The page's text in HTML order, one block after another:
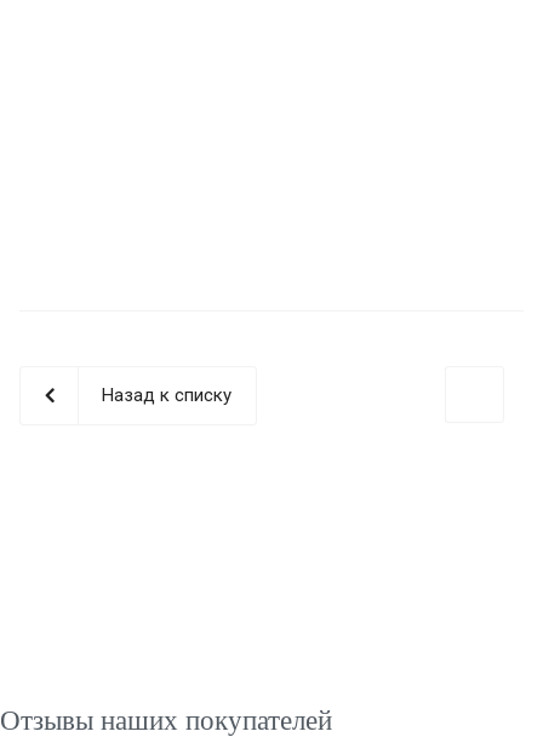
Назад к списку
Отзывы наших покупателей